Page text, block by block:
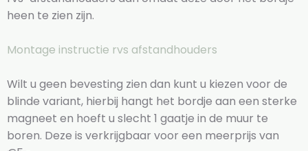
heen te zien zijn.
Montage instructie rvs afstandhouders
Wilt u geen bevesting zien dan kunt u kiezen voor de
blinde variant, hierbij hangt het bordje aan een sterke
magneet en hoeft u slecht 1 gaatje in de muur te
boren. Deze is verkrijgbaar voor een meerprijs van